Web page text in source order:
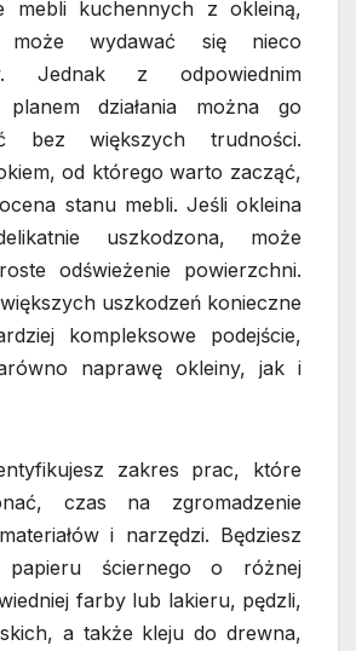
mebli kuchennych z okleiną,
wydawać się nieco
Jednak z odpowiednim
działania można go
bez większych trudności.
od którego warto zacząć,
stanu mebli. Jeśli okleina
uszkodzona, może
odświeżenie powierzchni.
uszkodzeń konieczne
kompleksowe podejście,
naprawę okleiny, jak i
zakres prac, które
czas na zgromadzenie
i narzędzi. Będziesz
papieru ściernego o różnej
farby lub lakieru, pędzli,
a także kleju do drewna,